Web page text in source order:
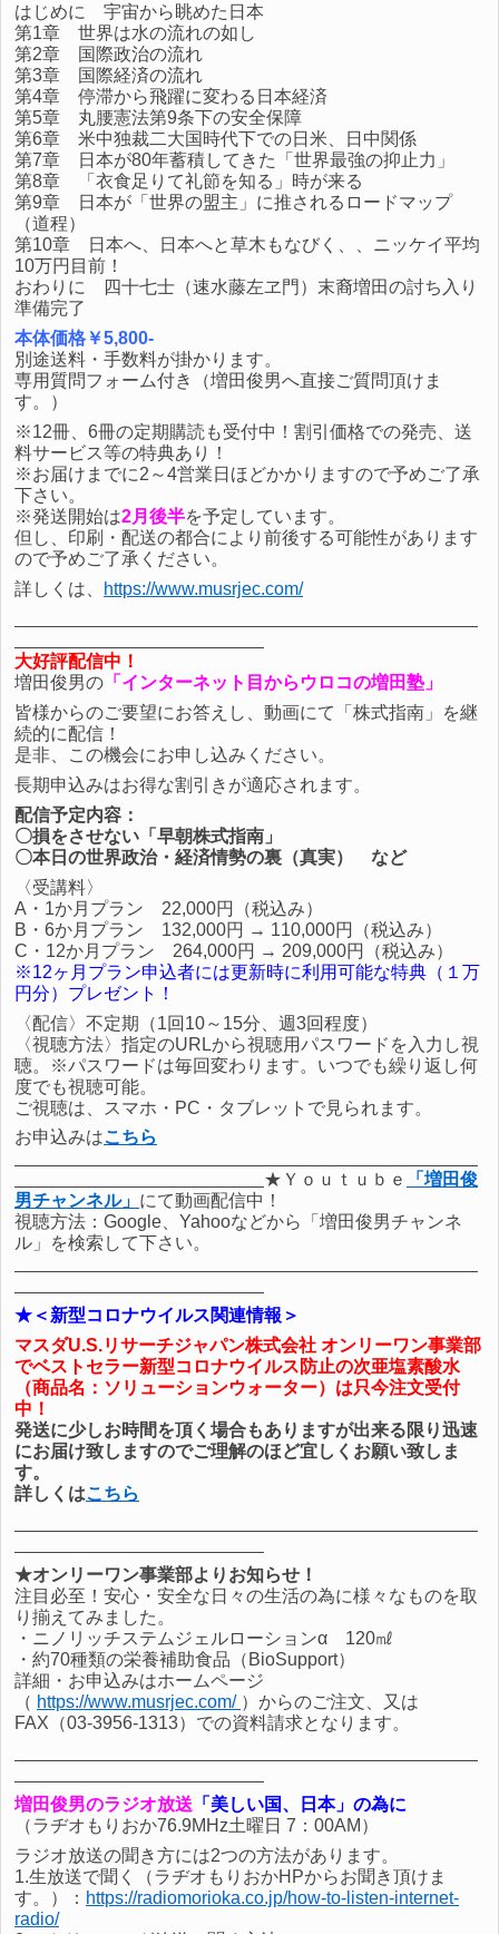
はじめに 宇宙から眺めた日本
第1章 世界は水の流れの如し
第2章 国際政治の流れ
第3章 国際経済の流れ
第4章 停滞から飛躍に変わる日本経済
第5章 丸腰憲法第9条下の安全保障
第6章 米中独裁二大国時代下での日米、日中関係
第7章 日本が80年蓄積してきた「世界最強の抑止力」
第8章 「衣食足りて礼節を知る」時が来る
第9章 日本が「世界の盟主」に推されるロードマップ
（道程）
第10章 日本へ、日本へと草木もなびく、、ニッケイ平均
10万円目前！
おわりに 四十七士（速水藤左ヱ門）末裔増田の討ち入り
準備完了
本体価格￥5,800-
別途送料・手数料が掛かります。
専用質問フォーム付き（増田俊男へ直接ご質問頂けま
す。）
※12冊、6冊の定期購読も受付中！割引価格での発売、送
料サービス等の特典あり！
※お届けまでに2～4営業日ほどかかりますので予めご了承
下さい。
※発送開始は2月後半を予定しています。
但し、印刷・配送の都合により前後する可能性があります
ので予めご了承ください。
詳しくは、
https://www.musrjec.com/
大好評配信中！
増田俊男の 「インターネット目からウロコの増田塾」
皆様からのご要望にお答えし、動画にて「株式指南」を継
続的に配信！
是非、この機会にお申し込みください。
長期申込みはお得な割引きが適応されます。
配信予定内容：
〇損をさせない「早朝株式指南」
〇本日の世界政治・経済情勢の裏（真実） など
〈受講料〉
A・1か月プラン 22,000円（税込み）
B・6か月プラン 132,000円 → 110,000円（税込み）
C・12か月プラン 264,000円 → 209,000円（税込み）
※12ヶ月プラン申込者には更新時に利用可能な特典（１万
円分）プレゼント！
〈配信〉不定期（1回10～15分、週3回程度）
〈視聴方法〉指定のURLから視聴用パスワードを入力し視
聴。※パスワードは毎回変わります。いつでも繰り返し何
度でも視聴可能。
ご視聴は、スマホ・PC・タブレットで見られます。
お申込みはこちら
★Ｙｏｕｔｕｂｅ
「増田俊
男チャンネル」 にて動画配信中！
視聴方法：Google、Yahooなどから「増田俊男チャンネ
ル」を検索して下さい。
★＜新型コロナウイルス関連情報＞
マスダU.S.リサーチジャパン株式会社 オンリーワン事業部
でベストセラー新型コロナウイルス防止の次亜塩素酸水
（商品名： ソリューションウォーター）は只今注文受付
中！
発送に少しお時間を頂く場合もありますが出来る限り迅速
にお届け致しますのでご理解のほど宜しくお願い致しま
す。
詳しくはこちら
★オンリーワン事業部よりお知らせ！
注目必至！安心・安全な日々の生活の為に様々なものを取
り揃えてみました。
・ニノリッチステムジェルローションα 120㎖
・約70種類の栄養補助食品（BioSupport）
詳細・お申込みはホームページ
（ https://www.musrjec.com/ ）からのご注文、又は
FAX（03-3956-1313）での資料請求となります。
増田俊男のラジオ放送 「美しい国、日本」の為に
（ラヂオもりおか76.9MHz土曜日 7：00AM）
ラジオ放送の聞き方には2つの方法があります。
1.生放送で聞く（ラヂオもりおかHPからお聞き頂けま
す。）： https://radiomorioka.co.jp/how-to-listen-internet-
radio/